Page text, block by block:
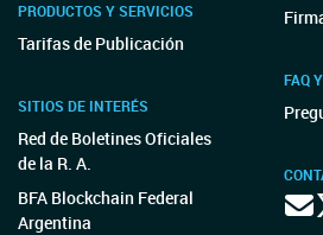
PRODUCTOS Y SERVICIOS
Tarifas de Publicación
SITIOS DE INTERÉS
Red de Boletines Oficiales
de la R. A.
BFA Blockchain Federal
Argentina
FAQ